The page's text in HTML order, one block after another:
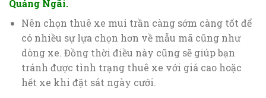
Quảng Ngãi.
Nên chọn thuê xe mui trần càng sớm càng tốt để
có nhiều sự lựa chọn hơn về mẫu mã cũng như
dòng xe. Đồng thời điều này cũng sẽ giúp bạn
tránh được tình trạng thuê xe với giá cao hoặc
hết xe khi đặt sát ngày cưới.